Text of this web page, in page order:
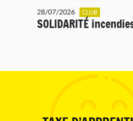
28/07/2026 CLUB
SOLIDARITÉ